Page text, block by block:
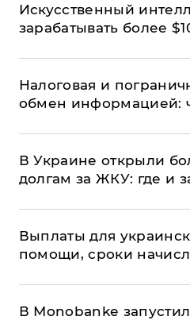
Искусственный
зарабатывать более
Налоговая и
обмен информацией:
В Украине открыли
долгам за ЖКУ: где и
Выплаты для
помощи, сроки
В Мonobankе